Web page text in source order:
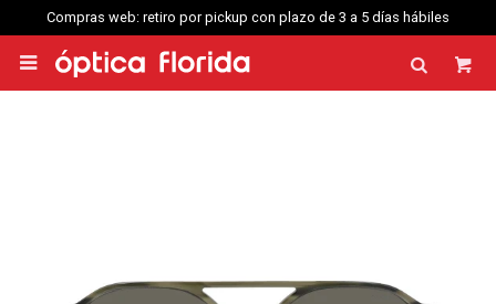
Compras web: retiro por pickup con plazo de 3 a 5 días hábiles
